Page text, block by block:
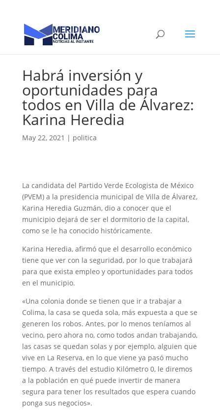
Habrá inversión y
oportunidades para
todos en Villa de Álvarez:
Karina Heredia
May 22, 2021 | politica
La candidata del Partido Verde Ecologista de México
(PVEM) a la presidencia municipal de Villa de Álvarez,
Karina Heredia Guzmán, dio a conocer que el
municipio dejará de ser el dormitorio de la capital,
como se le ha conocido históricamente.
Karina Heredia, afirmó que el desarrollo económico
tiene que ver con la seguridad, por lo que trabajará
para que exista empleo y oportunidades para todos
en el municipio.
«Una colonia donde se tienen que ir a trabajar a
Colima, la casa se queda sola, más expuesta a que se
generen los robos. Antes, por lo menos teníamos al
vecino, pero ahora no, como todos andan trabajando,
las casas se quedan solas y por ejemplo, alguien que
vive en La Reserva, en lo que viene ya pasó mucho
tiempo. A través del estudio Kilómetro 0, le diremos
a la población en qué puede invertir de manera
segura para tener los resultados que espera cuando
ponga sus negocios».